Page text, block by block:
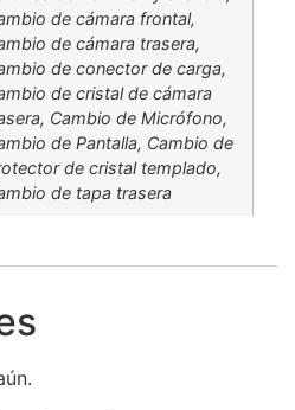
de cámara frontal,
de cámara trasera,
de conector de carga,
de cristal de cámara
Cambio de Micrófono,
de Pantalla, Cambio de
de cristal templado,
de tapa trasera